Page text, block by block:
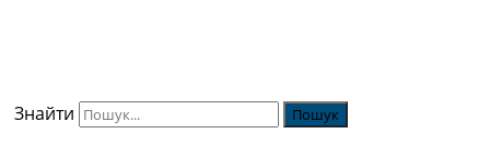
Знайти